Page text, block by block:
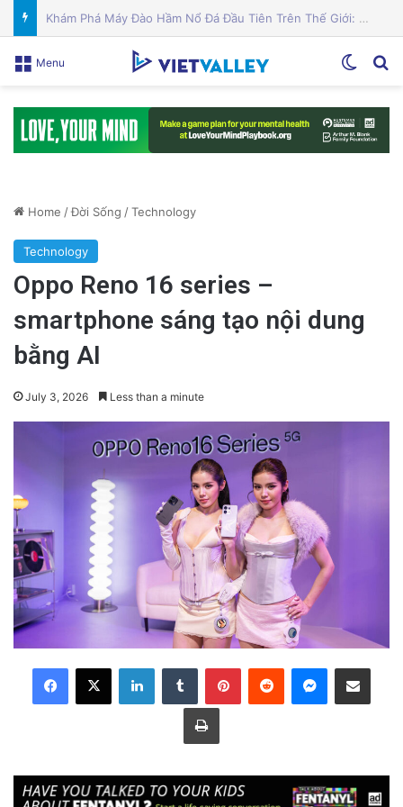
HMO và PPO: So sánh chi tiết và chọn kế hoạch chăm sóc sức khỏe phù hợp nhất cho bạn!
Menu
Home /Đời Sống /Technology
Technology
Oppo Reno 16 series –
smartphone sáng tạo nội dung
bằng AI
July 3, 2026 Less than a minute
LinkedInTumblr PinterestReddit Messenger
Share via Email
Print